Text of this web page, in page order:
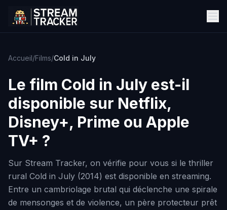
Accueil/Films/Cold in July
Le film Cold in July est-il
disponible sur Netflix,
Disney+, Prime ou Apple
TV+ ?
Sur Stream Tracker, on vérifie pour vous si le thriller
rural Cold in July (2014) est disponible en streaming.
Entre un cambriolage brutal qui déclenche une spirale
de mensonges et de violence, un père protecteur prêt